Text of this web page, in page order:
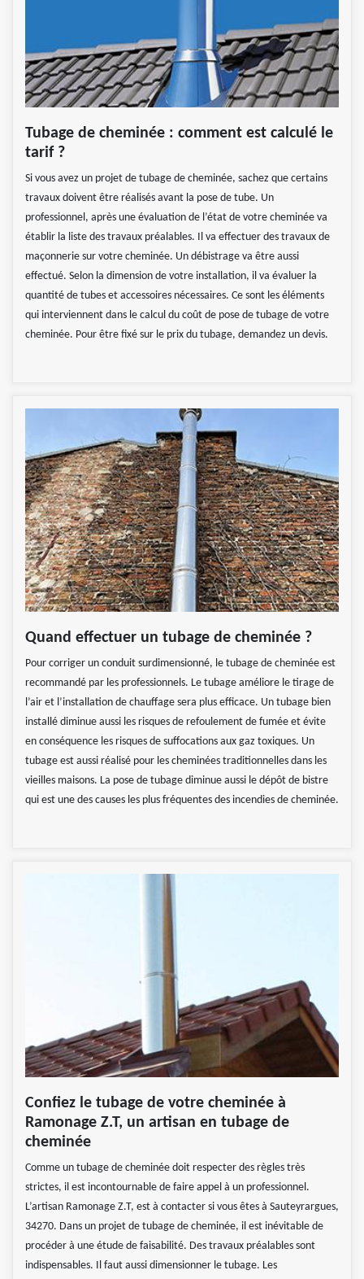
Tubage de cheminée : comment est calculé le
tarif ?
Si vous avez un projet de tubage de cheminée, sachez que certains
travaux doivent être réalisés avant la pose de tube. Un
professionnel, après une évaluation de l’état de votre cheminée va
établir la liste des travaux préalables. Il va effectuer des travaux de
maçonnerie sur votre cheminée. Un débistrage va être aussi
effectué. Selon la dimension de votre installation, il va évaluer la
quantité de tubes et accessoires nécessaires. Ce sont les éléments
qui interviennent dans le calcul du coût de pose de tubage de votre
cheminée. Pour être fixé sur le prix du tubage, demandez un devis.
Quand effectuer un tubage de cheminée ?
Pour corriger un conduit surdimensionné, le tubage de cheminée est
recommandé par les professionnels. Le tubage améliore le tirage de
l’air et l’installation de chauffage sera plus efficace. Un tubage bien
installé diminue aussi les risques de refoulement de fumée et évite
en conséquence les risques de suffocations aux gaz toxiques. Un
tubage est aussi réalisé pour les cheminées traditionnelles dans les
vieilles maisons. La pose de tubage diminue aussi le dépôt de bistre
qui est une des causes les plus fréquentes des incendies de cheminée.
Confiez le tubage de votre cheminée à
Ramonage Z.T, un artisan en tubage de
cheminée
Comme un tubage de cheminée doit respecter des règles très
strictes, il est incontournable de faire appel à un professionnel.
L’artisan Ramonage Z.T, est à contacter si vous êtes à Sauteyrargues,
34270. Dans un projet de tubage de cheminée, il est inévitable de
procéder à une étude de faisabilité. Des travaux préalables sont
indispensables. Il faut aussi dimensionner le tubage. Les